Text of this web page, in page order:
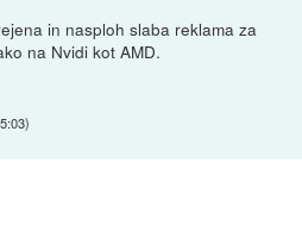
in nasploh slaba reklama za
na Nvidi kot AMD.
)